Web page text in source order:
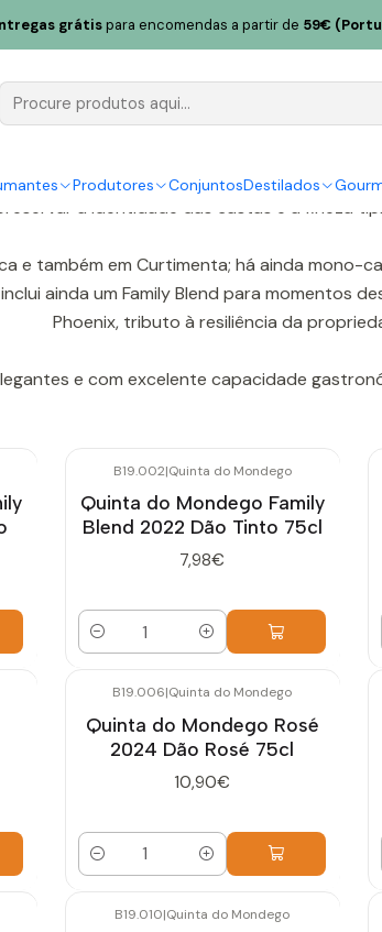
Produtores ConjuntosDestilados
grátispara encomendas a partir de 59€
Quinta do
A enologia de Joana Cunha
a identidade das castas e a fineza
e também em Curtimenta; há ainda mono-
ainda um Family Blend para momentos
Phoenix, tributo à resiliência da
e com excelente capacidade
B19.002|Quinta do Mondego
Quinta do Mondego Family
Blend 2022 Dão Tinto 75cl
7,98€
Quantidade
B19.006|Quinta do Mondego
Quinta do Mondego Rosé
2024 Dão Rosé 75cl
10,90€
Quantidade
B19.010|Quinta do Mondego